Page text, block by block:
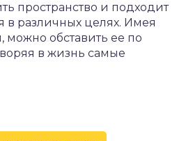
пространство и подходит
в различных целях. Имея
можно обставить ее по
в жизнь самые